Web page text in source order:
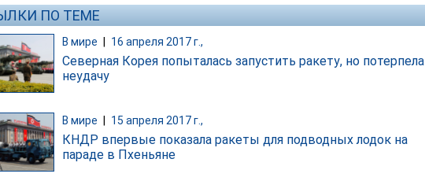
ПО ТЕМЕ
В мире 16 апреля 2017 г.,
Северная Корея попыталась запустить ракету, но потерпела
неудачу
В мире 15 апреля 2017 г.,
КНДР впервые показала ракеты для подводных лодок на
параде в Пхеньяне